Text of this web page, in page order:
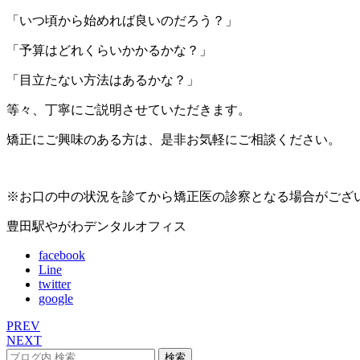
「いつ頃から始めれば良いのだろう？」
「予算はどれくらいかかるかな？」
「目立たない方法はあるかな？」
等々、丁寧にご説明させていただきます。
矯正にご興味のある方は、是非お気軽にご相談ください。
※お口の中の状況を診てから矯正医の診察となる場合がござ
豊田駅やがわデンタルオフィス
facebook
Line
twitter
google
PREV
NEXT